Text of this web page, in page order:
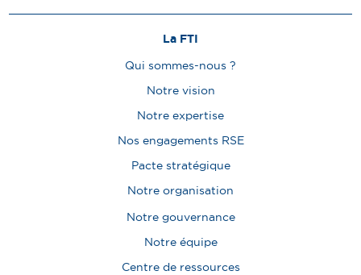
La FTI
Qui sommes-nous ?
Notre vision
Notre expertise
Nos engagements RSE
Pacte stratégique
Notre organisation
Notre gouvernance
Notre équipe
Centre de ressources